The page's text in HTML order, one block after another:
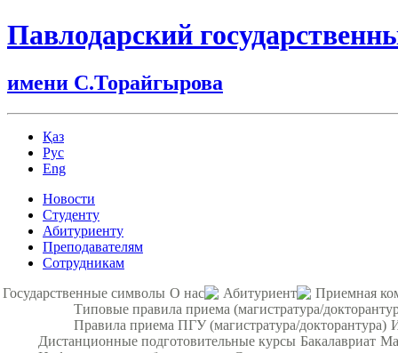
Павлодарский
имени С.Торайгырова
Қаз
Рус
Eng
Новости
Студенту
Абитуриенту
Преподавателям
Сотрудникам
Государственные символы О нас Абитуриент
Приемная
Типовые правила приема (магистратура/
Правила приема ПГУ (магистратура/докторантура)
Дистанционные подготовительные курсы Бакалавриат